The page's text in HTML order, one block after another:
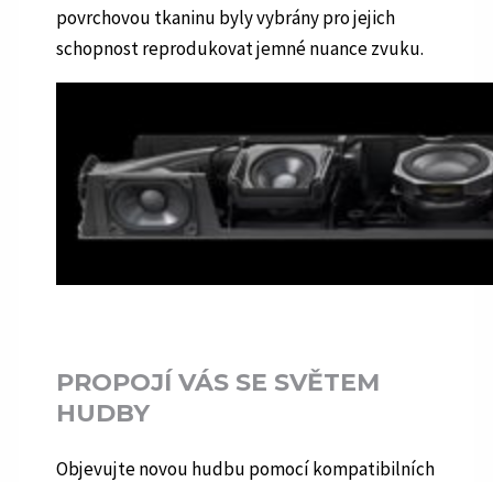
povrchovou tkaninu byly vybrány pro jejich
schopnost reprodukovat jemné nuance zvuku.
PROPOJÍ VÁS SE SVĚTEM
HUDBY
Objevujte novou hudbu pomocí kompatibilních